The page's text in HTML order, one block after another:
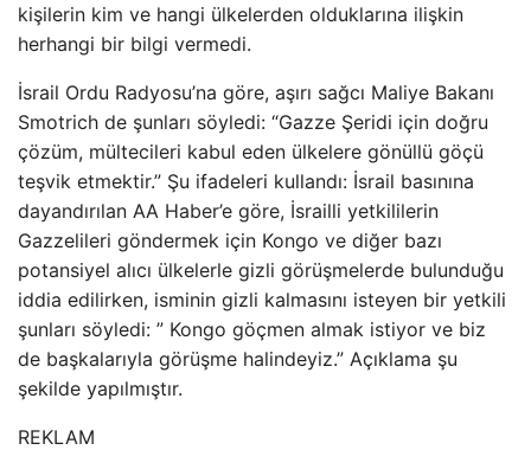
kişilerin kim ve hangi ülkelerden olduklarına ilişkin
herhangi bir bilgi vermedi.
İsrail Ordu Radyosu’na göre, aşırı sağcı Maliye Bakanı
Smotrich de şunları söyledi: “Gazze Şeridi için doğru
çözüm, mültecileri kabul eden ülkelere gönüllü göçü
teşvik etmektir.” Şu ifadeleri kullandı: İsrail basınına
dayandırılan AA Haber’e göre, İsrailli yetkililerin
Gazzelileri göndermek için Kongo ve diğer bazı
potansiyel alıcı ülkelerle gizli görüşmelerde bulunduğu
iddia edilirken, isminin gizli kalmasını isteyen bir yetkili
şunları söyledi: ” Kongo göçmen almak istiyor ve biz
de başkalarıyla görüşme halindeyiz.” Açıklama şu
şekilde yapılmıştır.
REKLAM